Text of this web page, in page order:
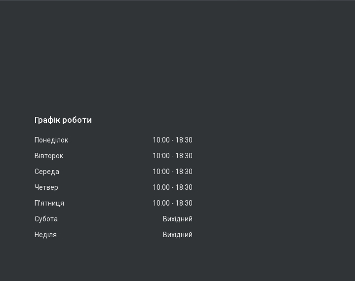
Графік роботи
Понеділок 10:00
18:30
Вівторок
10:00
18:30
Середа
10:00
18:30
Четвер
10:00
18:30
Пʼятниця
10:00
18:30
Субота
Вихідний
Неділя
Вихідний